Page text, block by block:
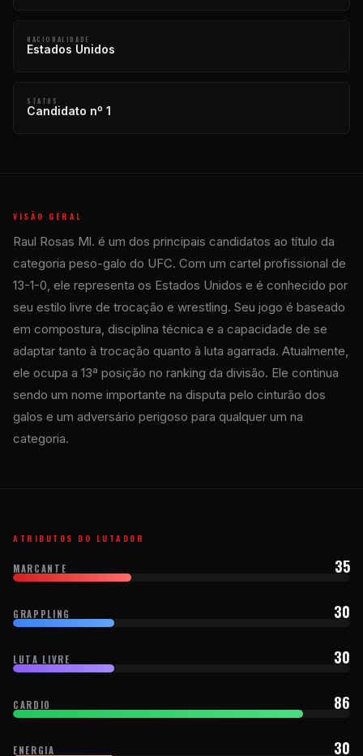
NACIONALIDADE
Estados Unidos
STATUS
Candidato nº 1
VISÃO GERAL
Raul Rosas Ml. é um dos principais candidatos ao título da
categoria peso-galo do UFC. Com um cartel profissional de
13-1-0, ele representa os Estados Unidos e é conhecido por
seu estilo livre de trocação e wrestling. Seu jogo é baseado
em compostura, disciplina técnica e a capacidade de se
adaptar tanto à trocação quanto à luta agarrada. Atualmente,
ele ocupa a 13ª posição no ranking da divisão. Ele continua
sendo um nome importante na disputa pelo cinturão dos
galos e um adversário perigoso para qualquer um na
categoria.
ATRIBUTOS DO LUTADOR
MARCANTE 35
GRAPPLING 30
LUTA LIVRE 30
CARDIO 86
ENERGIA 30